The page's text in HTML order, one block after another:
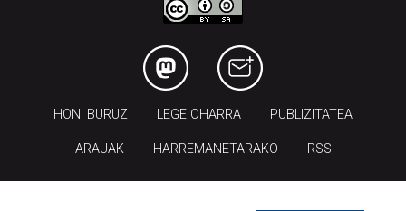
HONI BURUZ LEGE OHARRA PUBLIZITATEA
ARAUAK HARREMANETARAKO RSS